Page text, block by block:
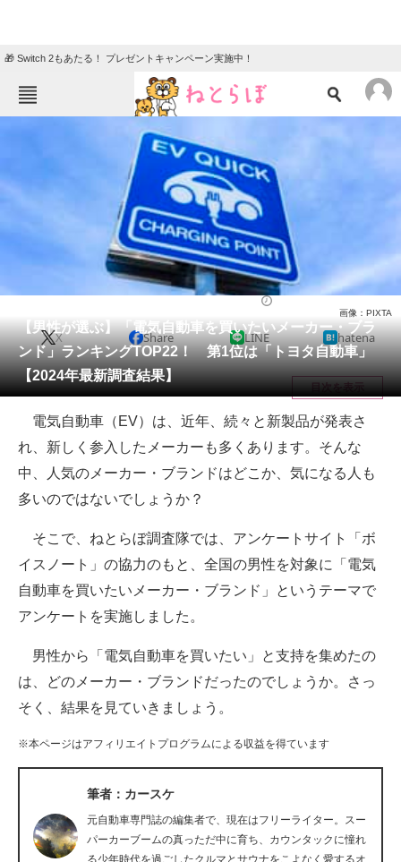
🎁 Switch 2もあたる！ プレゼントキャンペーン実施中！
ニュース
エンタメ クイズ
地域
教育・育児
リサーチ
会員記事
メディア
注目記事を集めた総合ページ
ITの今と未来を見通す
スマホと通信の最新トレンド
好きが集まる 比べて選べる
ビジネスと働き方のヒント
経営リーダーのコミュニティ
マーケ×ITの今がよく分かる
ITエンジニア向け専門サイト
企業向けIT製品の総合サイト
【男性が選ぶ】「電気自動車を買いたいメーカー・ブラ
ンド」ランキングTOP22！ 第1位は「トヨタ自動車」
【2024年最新調査結果】
画像：PIXTA
X Share LINE hatena
目次を表示
電気自動車（EV）は、近年、続々と新製品が発表さ
れ、新しく参入したメーカーも多くあります。そんな
中、人気のメーカー・ブランドはどこか、気になる人も
多いのではないでしょうか？
そこで、ねとらぼ調査隊では、アンケートサイト「ボ
イスノート」の協力のもと、全国の男性を対象に「電気
自動車を買いたいメーカー・ブランド」というテーマで
アンケートを実施しました。
男性から「電気自動車を買いたい」と支持を集めたの
は、どのメーカー・ブランドだったのでしょうか。さっ
そく、結果を見ていきましょう。
※本ページはアフィリエイトプログラムによる収益を得ています
筆者：カースケ
元自動車専門誌の編集者で、現在はフリーライター。スー
パーカーブームの真っただ中に育ち、カウンタックに憧れ